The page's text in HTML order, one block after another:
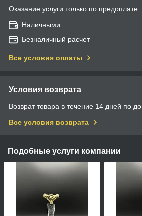
Оказание услуги только по предоплате.
Наличными
Безналичный расчет
Все условия оплаты
Условия возврата
Возврат товара в течение 14 дней по
Все условия возврата
Подобные услуги компании